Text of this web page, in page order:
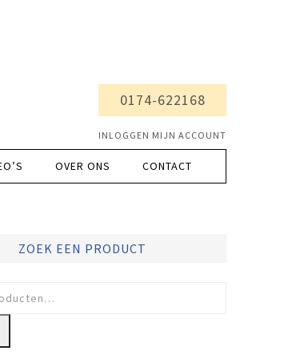
0174-622168
INLOGGEN MIJN ACCOUNT
OVER ONS CONTACT
ZOEK EEN PRODUCT